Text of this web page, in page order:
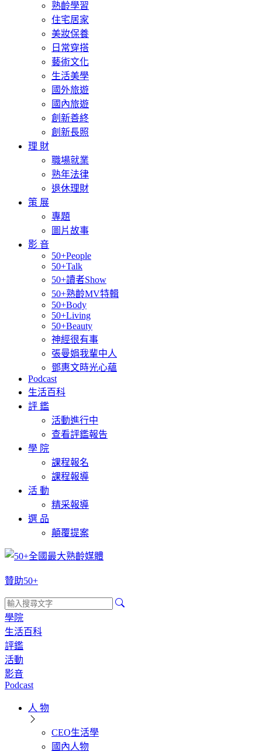
熟齡學習
住宅居家
美妝保養
日常穿搭
藝術文化
生活美學
國外旅遊
國內旅遊
創新善終
創新長照
理 財
職場就業
熟年法律
退休理財
策 展
專題
圖片故事
影 音
50+People
50+Talk
50+讀者Show
50+熟齡MV特輯
50+Body
50+Living
50+Beauty
神經很有事
張曼娟我輩中人
鄧惠文時光心蘊
Podcast
生活百科
評 鑑
活動進行中
查看評鑑報告
學 院
課程報名
課程報導
活 動
精采報導
選 品
顛覆提案
贊助50+
學院
生活百科
評鑑
活動
影音
Podcast
人 物
CEO生活學
國內人物